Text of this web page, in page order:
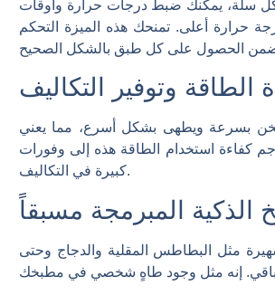
سلة، يمكنك ضبط درجات حرارة وأوقات
حرارة أعلى. تمنحك هذه الميزة التحكم
الطاقة وتوفير التكاليف
يسخن بسرعة ويطهى بشكل أسرع، مما يعني
كفاءة استخدام الطاقة هذه إلى وفورات
كبيرة في التكاليف.
الذكية المبرمجة مسبقاً
مثل البطاطس المقلية والدجاج وحتى